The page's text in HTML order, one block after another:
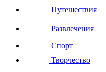
Путешествия
Развлечения
Спорт
Творчество